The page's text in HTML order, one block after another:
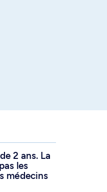
2 ans. La
les
médecins